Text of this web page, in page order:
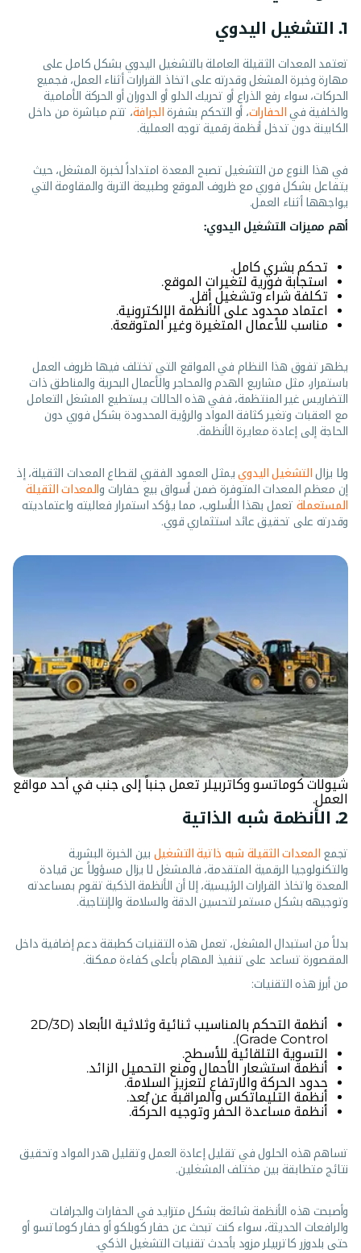
1. التشغيل اليدوي
تعتمد المعدات الثقيلة العاملة بالتشغيل اليدوي بشكل كامل على
مهارة وخبرة المشغل وقدرته على اتخاذ القرارات أثناء العمل، فجميع
الحركات، سواء رفع الذراع أو تحريك الدلو أو الدوران أو الحركة الأمامية
والخلفية في الحفارات، أو التحكم بشفرة الجرافة، تتم مباشرة من داخل
الكابينة دون تدخل أنظمة رقمية توجه العملية.
في هذا النوع من التشغيل تصبح المعدة امتداداً لخبرة المشغل، حيث
يتفاعل بشكل فوري مع ظروف الموقع وطبيعة التربة والمقاومة التي
يواجهها أثناء العمل.
أهم مميزات التشغيل اليدوي:
تحكم بشري كامل.
استجابة فورية لتغيرات الموقع.
تكلفة شراء وتشغيل أقل.
اعتماد محدود على الأنظمة الإلكترونية.
مناسب للأعمال المتغيرة وغير المتوقعة.
يظهر تفوق هذا النظام في المواقع التي تختلف فيها ظروف العمل
باستمرار، مثل مشاريع الهدم والمحاجر والأعمال البحرية والمناطق ذات
التضاريس غير المنتظمة، ففي هذه الحالات يستطيع المشغل التعامل
مع العقبات وتغير كثافة المواد والرؤية المحدودة بشكل فوري دون
الحاجة إلى إعادة معايرة الأنظمة.
ولا يزال التشغيل اليدوييمثل العمود الفقري لقطاع المعدات الثقيلة، إذ
إن معظم المعدات المتوفرة ضمن أسواق بيع حفارات والمعدات الثقيلة
المستعملة تعمل بهذا الأسلوب، مما يؤكد استمرار فعاليته واعتماديته
وقدرته على تحقيق عائد استثماري قوي.
شيولات كوماتسو وكاتربيلر تعمل جنباً إلى جنب في أحد مواقع
العمل.
2. الأنظمة شبه الذاتية
تجمع المعدات الثقيلة شبه ذاتية التشغيل بين الخبرة البشرية
والتكنولوجيا الرقمية المتقدمة، فالمشغل لا يزال مسؤولاً عن قيادة
المعدة واتخاذ القرارات الرئيسية، إلا أن الأنظمة الذكية تقوم بمساعدته
وتوجيهه بشكل مستمر لتحسين الدقة والسلامة والإنتاجية.
بدلاً من استبدال المشغل، تعمل هذه التقنيات كطبقة دعم إضافية داخل
المقصورة تساعد على تنفيذ المهام بأعلى كفاءة ممكنة.
من أبرز هذه التقنيات:
أنظمة التحكم بالمناسيب ثنائية وثلاثية الأبعاد (2D/3D
Grade Control).
التسوية التلقائية للأسطح.
أنظمة استشعار الأحمال ومنع التحميل الزائد.
حدود الحركة والارتفاع لتعزيز السلامة.
أنظمة التليماتكس والمراقبة عن بُعد.
أنظمة مساعدة الحفر وتوجيه الحركة.
تساهم هذه الحلول في تقليل إعادة العمل وتقليل هدر المواد وتحقيق
نتائج متطابقة بين مختلف المشغلين.
وأصبحت هذه الأنظمة شائعة بشكل متزايد في الحفارات والجرافات
والرافعات الحديثة، سواء كنت تبحث عن حفار كوبلكو أو حفار كوماتسو أو
حتى بلدوزر كاتربيلر مزود بأحدث تقنيات التشغيل الذكي.